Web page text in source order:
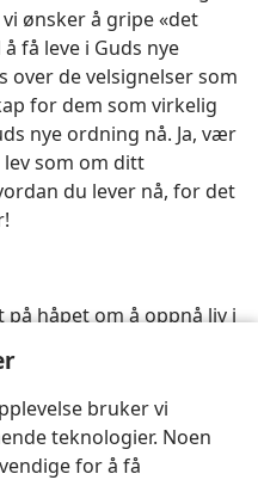
bruker vi
teknologier. Noen
for å få
ønsker å gripe «det
få leve i Guds nye
over de velsignelser som
for dem som virkelig
nye ordning nå. Ja, vær
som om ditt
du lever nå, for det
håpet om å oppnå liv i
grep om det evige liv